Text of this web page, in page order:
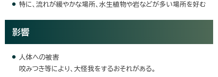
特に、流れが緩やかな場所、水生植物や岩などが多い場所を好む
影響
人体への被害
咬みつき等により、大怪我をするおそれがある。